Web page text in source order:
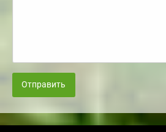
Отправить